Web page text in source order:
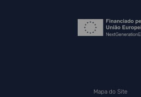
Mapa do Site